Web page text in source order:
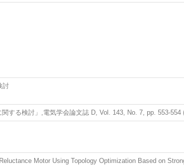
化推定手法に関する検討
する検討」,電気学会論文誌 D, Vol. 143, No. 7, pp. 553-554
Motor Using Topology Optimization Based on